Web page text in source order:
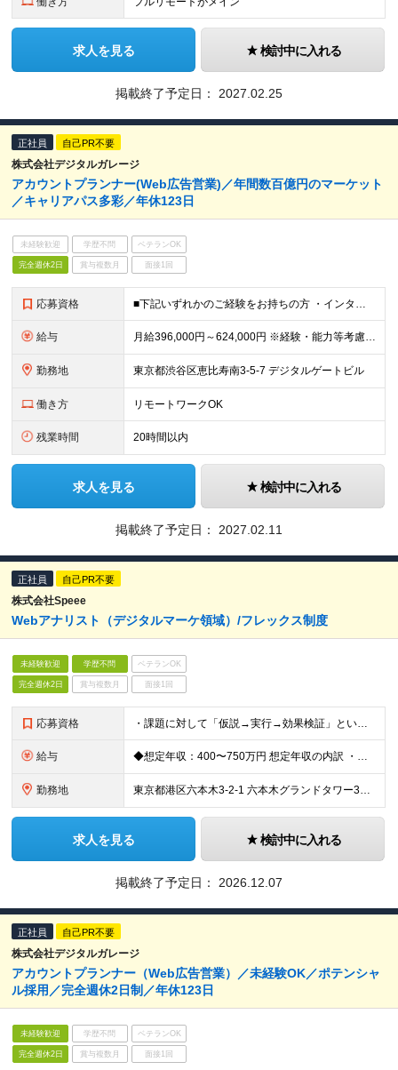
求人を見る 検討中に入れる
掲載終了予定日： 2027.02.25
正社員 自己PR不要
株式会社デジタルガレージ
アカウントプランナー(Web広告営業)／年間数百億円のマーケット
／キャリアパス多彩／年休123日
未経験歓迎 学歴不問 ベテランOK
完全週休2日 賞与複数月 面接1回
応募資格 ■下記いずれかのご経験をお持ちの方 ・インターネット広告代理店、エージェンシーでのWeb広告営業や運用経験2年以上 ・事業会社でのWebマーケティング経験2年以上、メディア、媒体企業でのご経験2年以上
給与 月給396,000円～624,000円 ※経験・能力等考慮の上、規定により優遇 ※固定残業代（30時間相当の残業手当及び深夜勤務手当として87,120円～137,160円）を月給に含んで支給 ※超過
勤務地 東京都渋谷区恵比寿南3-5-7 デジタルゲートビル
働き方 リモートワークOK
残業時間 20時間以内
求人を見る 検討中に入れる
掲載終了予定日： 2027.02.11
正社員 自己PR不要
株式会社Speee
Webアナリスト（デジタルマーケ領域）/フレックス制度
未経験歓迎 学歴不問 ベテランOK
完全週休2日 賞与複数月 面接1回
応募資格 ・課題に対して「仮説→実行→効果検証」というプロセスの実務経験をお持ちの方 ※業界は問いません ※ご経験年数よりも「Webマーケティングに対する興味」や 「Web領域におけるキャリア形成への意欲」を
給与 ◆想定年収：400〜750万円 想定年収の内訳 ・年収＝（月額給与+各種手当） x 12ヶ月 + 賞与 ・賞与：年2回（半期ごと） ・昇給：年2回（半期ごと） ◆月額給与内訳 ・基本給：205,00
勤務地 東京都港区六本木3-2-1 六本木グランドタワー35階,39階 ※(変更の範囲)上記を除く当社関連勤務地
求人を見る 検討中に入れる
掲載終了予定日： 2026.12.07
正社員 自己PR不要
株式会社デジタルガレージ
アカウントプランナー（Web広告営業）／未経験OK／ポテンシャ
ル採用／完全週休2日制／年休123日
未経験歓迎 学歴不問 ベテランOK
完全週休2日 賞与複数月 面接1回